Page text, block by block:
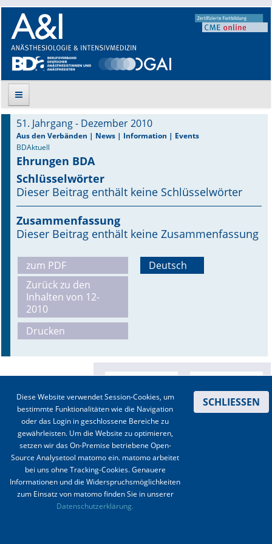
Suche
Aktuelle Ausgabe
Leitlinien
Archiv
Supplements
Supplements OrphanAnesthesia
Online First
A&I English
Autoren-Service
Bestell-Service
Stellenmarkt
Kongresskalender
51. Jahrgang - Dezember 2010
Aus den Verbänden | News | Information | Events
BDAktuell
Ehrungen BDA
Schlüsselwörter
Dieser Beitrag enthält keine Schlüsselwörter
Zusammenfassung
Dieser Beitrag enthält keine Zusammenfassung
zum PDF
Zurück zu den
Inhalten von 12-
2010
Drucken
Deutsch
Impressum Datenschutz
Diese Website verwendet Session-Cookies, um
bestimmte Funktionalitäten wie die Navigation
oder das Login in geschlossene Bereiche zu
gewährleisten. Um die Website zu optimieren,
setzen wir das On-Premise betriebene Open-
Source Analysetool matomo ein. matomo arbeitet
bei uns ohne Tracking-Cookies. Genauere
Informationen und die Widerspruchsmöglichkeiten
zum Einsatz von matomo finden Sie in unserer
Datenschutzerklärung.
SCHLIESSEN